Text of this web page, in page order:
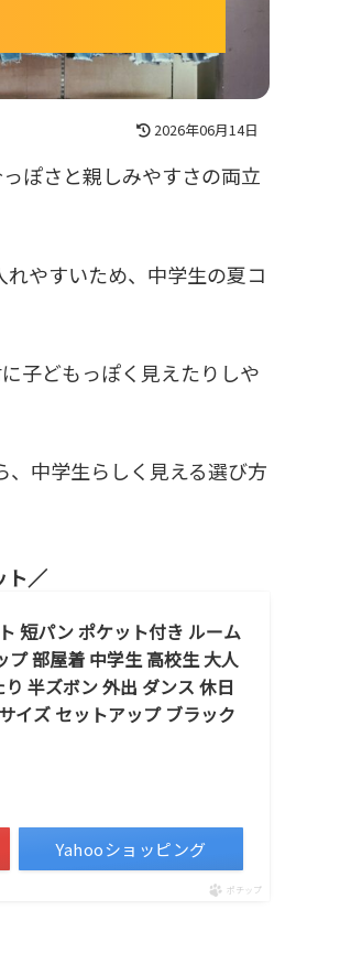
2026年06月14日
ぽさと親しみやすさの両立
やすいため、中学生の夏コ
子どもっぽく見えたりしや
、中学生らしく見える選び方
ト
短パン ポケット付き ルーム
プ 部屋着 中学生 高校生 大人
半ズボン 外出 ダンス 休日
イズ セットアップ ブラック
Yahooショッピング
ポチップ